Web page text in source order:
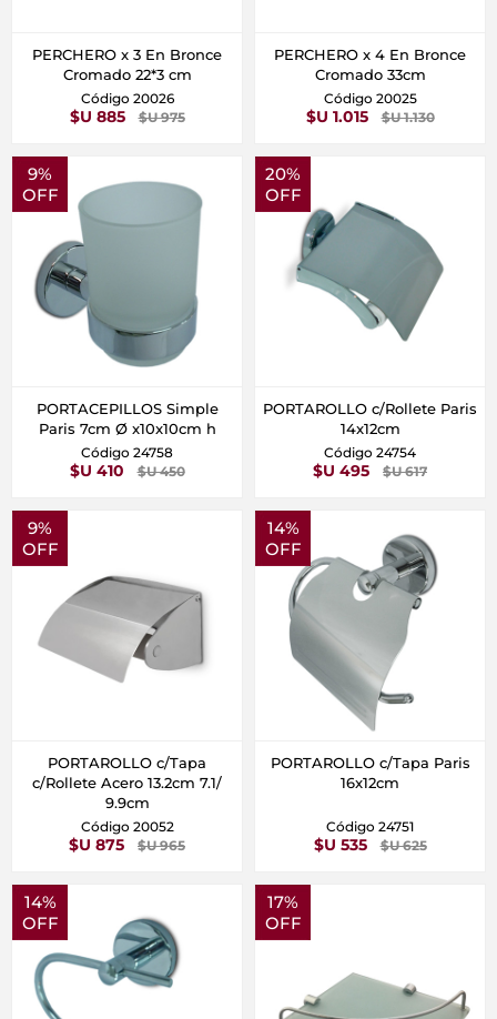
PERCHERO x 3 En Bronce
Cromado 22*3 cm
Código 20026
$U 885 $U 975
PERCHERO x 4 En Bronce
Cromado 33cm
Código 20025
$U 1.015 $U 1.130
9%
OFF
PORTACEPILLOS Simple
Paris 7cm Ø x10x10cm h
Código 24758
$U 410 $U 450
20%
OFF
PORTAROLLO c/Rollete Paris
14x12cm
Código 24754
$U 495 $U 617
9%
OFF
PORTAROLLO c/Tapa
c/Rollete Acero 13.2cm 7.1/
9.9cm
Código 20052
$U 875 $U 965
14%
OFF
PORTAROLLO c/Tapa Paris
16x12cm
Código 24751
$U 535 $U 625
14%
OFF
17%
OFF